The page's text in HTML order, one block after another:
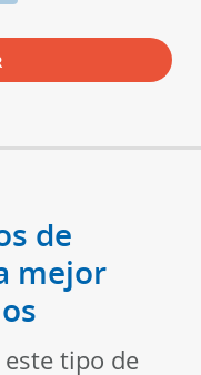
de
mejor
tipo de